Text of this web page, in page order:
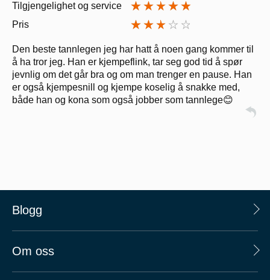
Tilgjengelighet og service
Pris
Den beste tannlegen jeg har hatt å noen gang kommer til
å ha tror jeg. Han er kjempeflink, tar seg god tid å spør
jevnlig om det går bra og om man trenger en pause. Han
er også kjempesnill og kjempe koselig å snakke med,
både han og kona som også jobber som tannlege😊
Blogg
Om oss